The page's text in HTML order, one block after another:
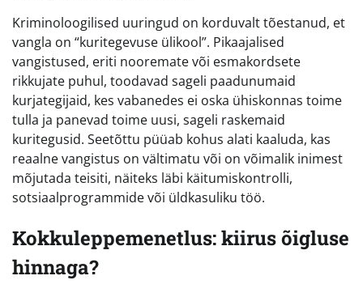
Kriminoloogilised uuringud on korduvalt tõestanud, et
vangla on “kuritegevuse ülikool”. Pikaajalised
vangistused, eriti nooremate või esmakordsete
rikkujate puhul, toodavad sageli paadunumaid
kurjategijaid, kes vabanedes ei oska ühiskonnas toime
tulla ja panevad toime uusi, sageli raskemaid
kuritegusid. Seetõttu püüab kohus alati kaaluda, kas
reaalne vangistus on vältimatu või on võimalik inimest
mõjutada teisiti, näiteks läbi käitumiskontrolli,
sotsiaalprogrammide või üldkasuliku töö.
Kokkuleppemenetlus: kiirus õigluse
hinnaga?